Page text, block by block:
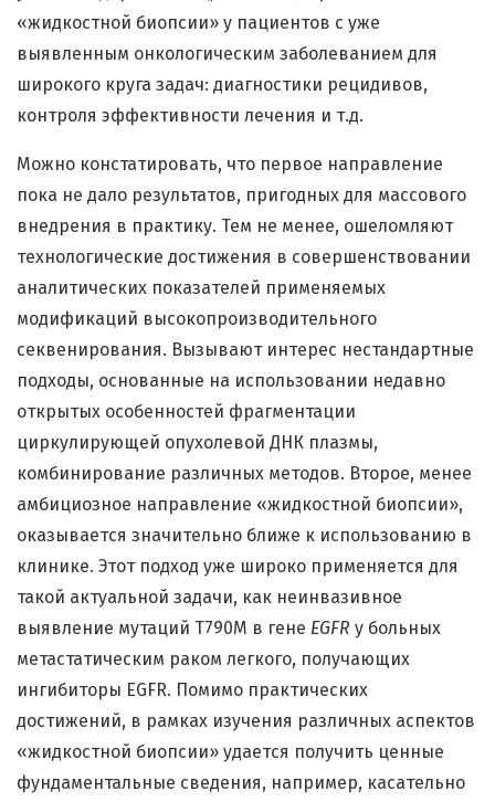
«жидкостной биопсии» у пациентов с уже
выявленным онкологическим заболеванием для
широкого круга задач: диагностики рецидивов,
контроля эффективности лечения и т.д.
Можно констатировать, что первое направление
пока не дало результатов, пригодных для массового
внедрения в практику. Тем не менее, ошеломляют
технологические достижения в совершенствовании
аналитических показателей применяемых
модификаций высокопроизводительного
секвенирования. Вызывают интерес нестандартные
подходы, основанные на использовании недавно
открытых особенностей фрагментации
циркулирующей опухолевой ДНК плазмы,
комбинирование различных методов. Второе, менее
амбициозное направление «жидкостной биопсии»,
оказывается значительно ближе к использованию в
клинике. Этот подход уже широко применяется для
такой актуальной задачи, как неинвазивное
выявление мутаций T790M в гене EGFR у больных
метастатическим раком легкого, получающих
ингибиторы EGFR. Помимо практических
достижений, в рамках изучения различных аспектов
«жидкостной биопсии» удается получить ценные
фундаментальные сведения, например, касательно